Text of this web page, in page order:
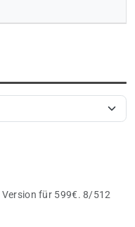
für 599€. 8/512